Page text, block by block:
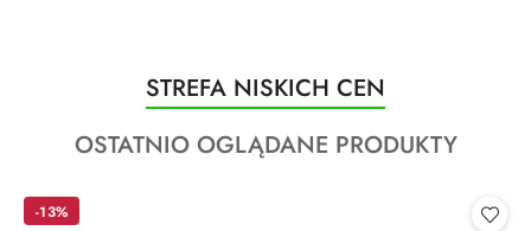
Pomiń karuzelę produktów
Produkty
o
statusie:
STREFA NISKICH CEN
Produkty
statusie:
OSTATNIO OGLĄDANE PRODUKTY
-13%